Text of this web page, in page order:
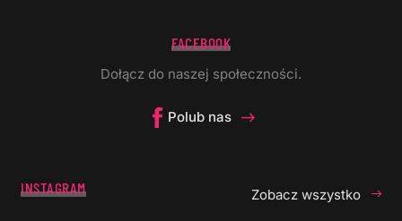
FACEBOOK
Dołącz do naszej społeczności.
Polub nas
INSTAGRAM Zobacz wszystko